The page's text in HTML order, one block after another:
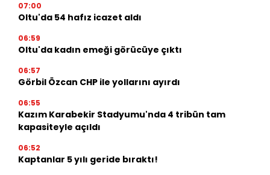
07:00
Oltu'da 54 hafız icazet aldı
06:59
Oltu'da kadın emeği görücüye çıktı
06:57
Görbil Özcan CHP ile yollarını ayırdı
06:55
Kazım Karabekir Stadyumu'nda 4 tribün tam
kapasiteyle açıldı
06:52
Kaptanlar 5 yılı geride bıraktı!